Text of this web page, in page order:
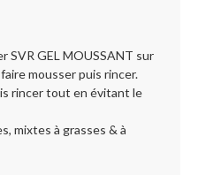
SVR GEL MOUSSANT sur
mousser puis rincer.
rincer tout en évitant le
mixtes à grasses & à